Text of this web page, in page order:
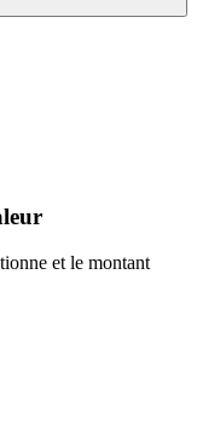
et le montant